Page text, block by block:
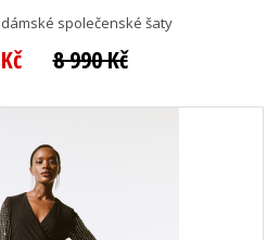
společenské šaty
8 990 Kč